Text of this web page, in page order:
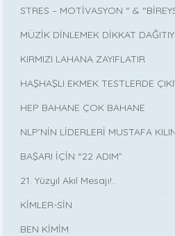
STRES – MOTİVASYON “ &
MÜZİK DİNLEMEK DİKKAT
KIRMIZI LAHANA ZAYIFLATIR
HAŞHAŞLI EKMEK TESTLERDE
HEP BAHANE ÇOK BAHANE
NLP’NİN LİDERLERİ MUSTAFA
BAŞARI İÇİN “22 ADIM”
21. Yüzyıl Akıl Mesajı!..
KİMLER-SİN
BEN KİMİM